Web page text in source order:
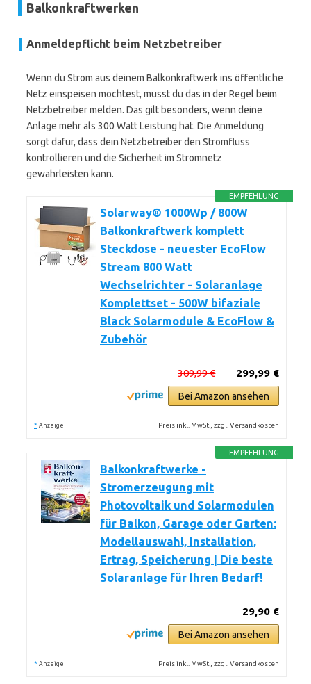
Balkonkraftwerken
Anmeldepflicht beim Netzbetreiber
Wenn du Strom aus deinem Balkonkraftwerk ins öffentliche
Netz einspeisen möchtest, musst du das in der Regel beim
Netzbetreiber melden. Das gilt besonders, wenn deine
Anlage mehr als 300 Watt Leistung hat. Die Anmeldung
sorgt dafür, dass dein Netzbetreiber den Stromfluss
kontrollieren und die Sicherheit im Stromnetz
gewährleisten kann.
EMPFEHLUNG
Solarway® 1000Wp / 800W
Balkonkraftwerk komplett
Steckdose - neuester EcoFlow
Stream 800 Watt
Wechselrichter - Solaranlage
Komplettset - 500W bifaziale
Black Solarmodule & EcoFlow &
Zubehör
299,99 €
309,99 €
Bei Amazon ansehen
* Anzeige Preis inkl. MwSt., zzgl. Versandkosten
EMPFEHLUNG
Balkonkraftwerke -
Stromerzeugung mit
Photovoltaik und Solarmodulen
für Balkon, Garage oder Garten:
Modellauswahl, Installation,
Ertrag, Speicherung | Die beste
Solaranlage für Ihren Bedarf!
29,90 €
Bei Amazon ansehen
* Anzeige Preis inkl. MwSt., zzgl. Versandkosten